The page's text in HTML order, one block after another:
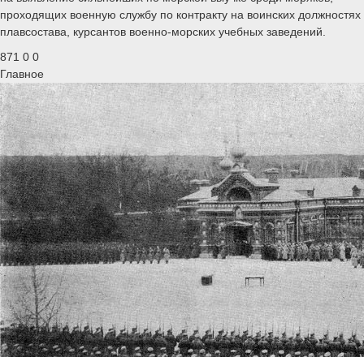
проходящих военную службу по контракту на воинских должностях
плавсостава, курсантов военно-морских учебных заведений.
871 0 0
Главное